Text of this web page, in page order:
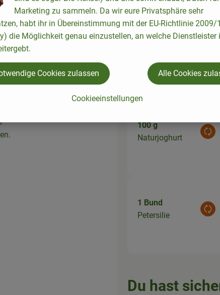
Quark
100 g
Naturjoghurt
1 Bund
Petersilie
Du hast
Marketing zu sammeln. Da wir eure Privatsphäre sehr
habt ihr in Übereinstimmung mit der EU-Richtlinie 2009/
die Möglichkeit genau einzustellen, an welche Dienstleister
Cookieeinstellungen
Cookies zulassen Alle Cookies